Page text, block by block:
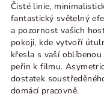
Čisté linie,
fantastický světelný
a pozornost vašich
pokoji, kde vytvoří
křesla s vaší
peřin k filmu.
dostatek
domácí pracovně.